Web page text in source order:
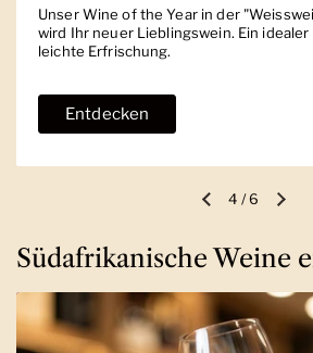
Unser Wine of the Year in der
wird Ihr neuer Lieblingswein. Ein
leichte Erfrischung.
Entdecken
Vorherige Folie
4 /6
Südafrikanische Weine